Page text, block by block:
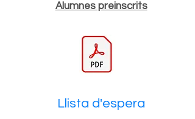
Alumnes preinscrits
Llista d'espera